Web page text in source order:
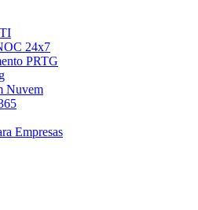
24x7
PRTG
Nuvem
Empresas